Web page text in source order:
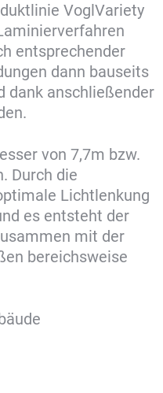
VoglVariety
entsprechender
dann bauseits
dank anschließender
von 7,7m bzw.
Durch die
Lichtlenkung
es entsteht der
mit der
bereichsweise